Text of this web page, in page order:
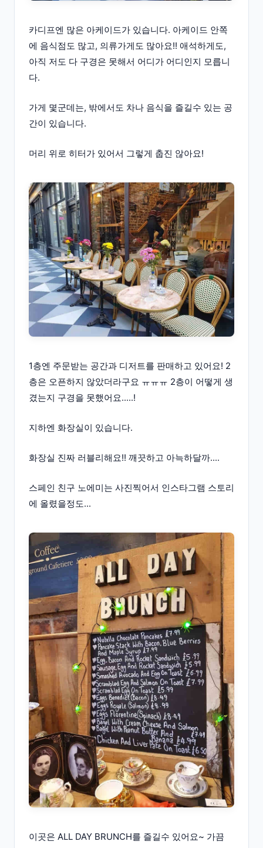
카디프엔 많은 아케이드가 있습니다. 아케이드 안쪽
에 음식점도 많고, 의류가게도 많아요!! 애석하게도,
아직 저도 다 구경은 못해서 어디가 어디인지 모릅니
다.
가게 몇군데는, 밖에서도 차나 음식을 즐길수 있는 공
간이 있습니다.
머리 위로 히터가 있어서 그렇게 춥진 않아요!
1층엔 주문받는 공간과 디저트를 판매하고 있어요! 2
층은 오픈하지 않았더라구요 ㅠㅠㅠ 2층이 어떻게 생
겼는지 구경을 못했어요.....!
지하엔 화장실이 있습니다.
화장실 진짜 러블리해요!! 깨끗하고 아늑하달까....
스페인 친구 노에미는 사진찍어서 인스타그램 스토리
에 올렸을정도...
이곳은 ALL DAY BRUNCH를 즐길수 있어요~ 가끔